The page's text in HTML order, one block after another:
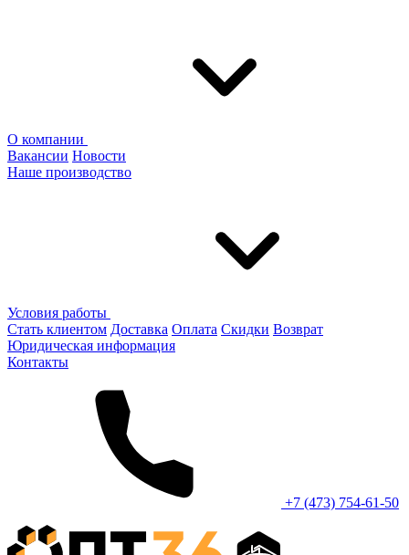
О компании
Вакансии Новости
Наше производство
Условия работы
Стать клиентом Доставка Оплата Скидки Возврат
Юридическая информация
Контакты
+7 (473) 754-61-50